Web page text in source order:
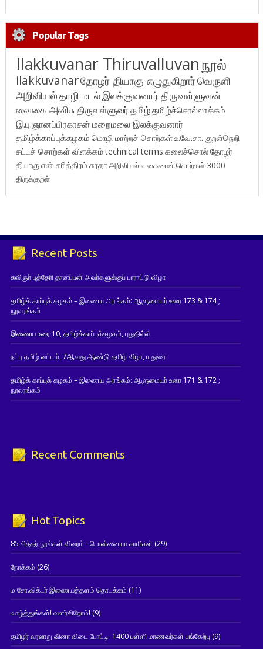
Popular Tags
Ilakkuvanar Thiruvalluvanநூல்
ilakkuvanarதோழர் தியாகு எழுதுகிறார்வெருளி
அறிவியல்தாழி மடல்இலக்குவனார் திருவள்ளுவன்
வைகை அனிசுதிருவள்ளுவர்தமிழ்தமிழ்ச்சொல்லாக்கம்
இ.பு.ஞானப்பிரகாசன் மறைமலை இலக்குவனார்
தமிழ்க்காப்புக்கழகம் மொழி மாற்றச் சொற்கள்உ.வே.சா. குறள்நெறி
சட்டச் சொற்கள் விளக்கம்technical terms கலைச்சொல்தோழர்
தியாகுஎன் சரித்திரம்சுரதாஅறிவியல் வகைமைச் சொற்கள் 3000
திருக்குறள்
Recent Posts
கவிஞர் புத்தேரி தானப்பன் அவர்களுக்குப் பாராட்டு விழா
தமிழ்க் காப்புக் கழகம் – இணைய அரங்கம்: ஆளுமையர் உரை 173 & 174 ;
நூலரங்கம்
இணைய உரை 10, தமிழ்க்காப்புக்கழகம், புதுதில்லி
நட்பு தமிழ் வட்டம், 7ஆவது ஆண்டு தமிழ் விழா, மதுரை
தமிழ்க் காப்புக் கழகம் – இணைய அரங்கம்: ஆளுமையர் உரை 171 & 172 ;
நூலரங்கம்
Recent Comments
Hot Topics
85 சித்தர் நூல்கள் விவரம் - பொன்னையா சாமிகள் (29)
நோக்கம் (26)
ம.சோ.விக்டர் இணையத்தளம் தொடக்கம் (11)
வாழ்த்துங்கள்! வளர்கிறோம்! (9)
தமிழர் வரலாறு வினா விடை போட்டி- 1400 பள்ளி மாணவர்கள் பங்கேற்பு(9)